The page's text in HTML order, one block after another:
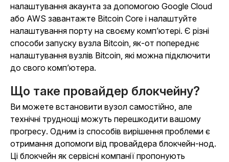
налаштування акаунта за допомогою Google Cloud
або AWS завантажте Bitcoin Core і налаштуйте
налаштування порту на своєму комп’ютері. Є різні
способи запуску вузла Bitcoin, як-от попереднє
налаштування вузлів Bitcoin, які можна підключити
до свого комп’ютера.
Що таке провайдер блокчейну?
Ви можете встановити вузол самостійно, але
технічні труднощі можуть перешкодити вашому
прогресу. Одним із способів вирішення проблеми є
отримання допомоги від провайдера блокчейн-нод.
Ці блокчейн як сервісні компанії пропонують